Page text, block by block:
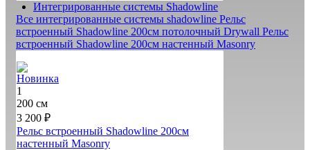
Интегрированные системы Shadowline
Все интегрированные системы shadowline Рельс
встроенный Shadowline 200см потолочный Drywall Рельс
встроенный Shadowline 200см настенный Masonry
Новинка
1
200 см
3 200 ₽
Рельс встроенный Shadowline 200см
настенный Masonry